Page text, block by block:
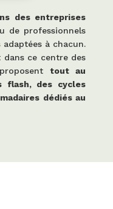
des entreprises
de professionnels
à chacun.
ce centre des
tout au
flash, des cycles
dédiés au